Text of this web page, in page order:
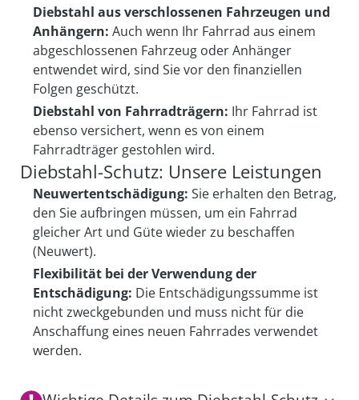
Diebstahl aus verschlossenen Fahrzeugen und
Anhängern: Auch wenn Ihr Fahrrad aus einem
abgeschlossenen Fahrzeug oder Anhänger
entwendet wird, sind Sie vor den finanziellen
Folgen geschützt.
Diebstahl von Fahrradträgern: Ihr Fahrrad ist
ebenso versichert, wenn es von einem
Fahrradträger gestohlen wird.
Diebstahl-Schutz: Unsere Leistungen
Neuwertentschädigung: Sie erhalten den Betrag,
den Sie aufbringen müssen, um ein Fahrrad
gleicher Art und Güte wieder zu beschaffen
(Neuwert).
Flexibilität bei der Verwendung der
Entschädigung: Die Entschädigungssumme ist
nicht zweckgebunden und muss nicht für die
Anschaffung eines neuen Fahrrades verwendet
werden.